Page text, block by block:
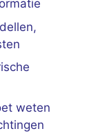
weten